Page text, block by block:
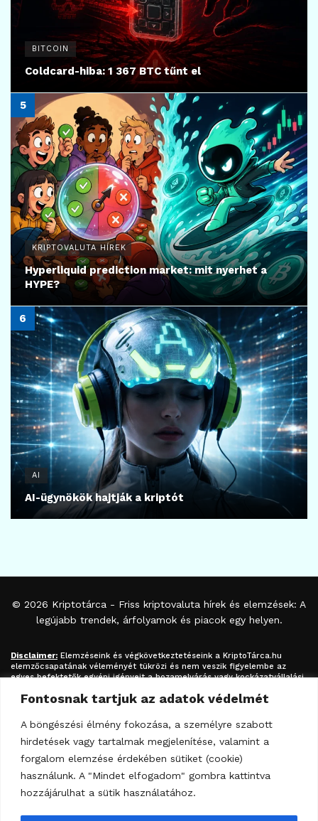
Fontosnak tartjuk az adatok védelmét
A böngészési élmény fokozása, a személyre szabott
hirdetések vagy tartalmak megjelenítése, valamint a
forgalom elemzése érdekében sütiket (cookie)
használunk. A "Mindet elfogadom" gombra kattintva
hozzájárulhat a sütik használatához.
BITCOIN
Coldcard-hiba: 1 367 BTC tűnt el
KRIPTOVALUTA HÍREK
Hyperliquid prediction market: mit nyerhet a
HYPE?
AI
AI-ügynökök hajtják a kriptót
© 2026 Kriptotárca - Friss kriptovaluta hírek és elemzések: A
legújabb trendek, árfolyamok és piacok egy helyen.
Disclaimer: Elemzéseink és végkövetkeztetéseink a KriptoTárca.hu
elemzőcsapatának véleményét tükrözi és nem veszik figyelembe az
egyes befektetők egyéni igényeit a hozamelvárás vagy kockázatvállalási
befektetési tanácsadásnak, befektetési ajánlásnak, értékpapír /
kriptovaluta / token / ICO / cloud mining stb. jegyzésére / vételére /
eladására vonatkozó felhívásnak azok kizárólag tájékoztatásul
szolgálnak. Minden befektetés esetében kiemelten fontos az azt
megalapozó információk és lehetőségek széleskörű megismerése.
kripto-befektetések kockázata és volatilitása kiemelkedően magas.